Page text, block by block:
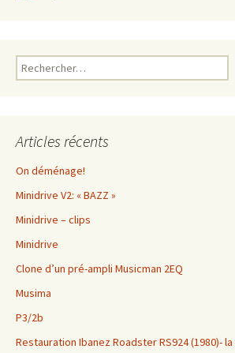
Rechercher :
Articles récents
On déménage!
Minidrive V2: « BAZZ »
Minidrive – clips
Minidrive
Clone d’un pré-ampli Musicman 2EQ
Musima
P3/2b
Restauration Ibanez Roadster RS924 (1980)-